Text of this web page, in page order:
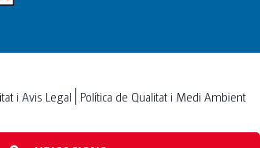
i Avis Legal Política de Qualitat i Medi Ambient